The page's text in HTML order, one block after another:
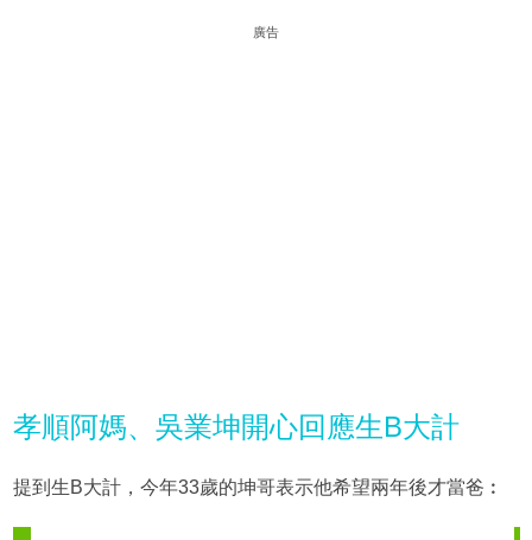
廣告
孝順阿媽、吳業坤開心回應生B大計
提到生B大計，今年33歲的坤哥表示他希望兩年後才當爸︰